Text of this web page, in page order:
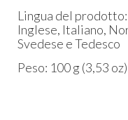
Lingua del
Inglese, Italiano,
Svedese e Tedesco
Peso: 100 g (3,53 oz)